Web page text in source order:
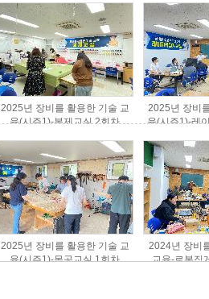
2025년 장비를 활용한 기술 교
육(시즌1)-봉제교실 2회차
2025년 장비
육(시즌1)-레
2025년 장비를 활용한 기술 교
육(시즌1)-목공교실 1회차
2024년 장비
교육-로봇집